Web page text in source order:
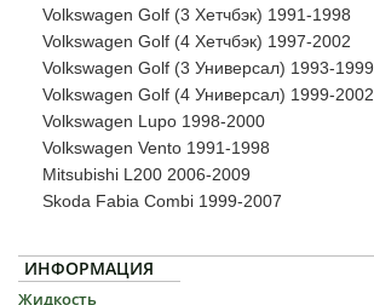
Volkswagen Golf (3 Хетчбэк) 1991-1998
Volkswagen Golf (4 Хетчбэк) 1997-2002
Volkswagen Golf (3 Универсал) 1993-1999
Volkswagen Golf (4 Универсал) 1999-2002
Volkswagen Lupo 1998-2000
Volkswagen Vento 1991-1998
Mitsubishi L200 2006-2009
Skoda Fabia Combi 1999-2007
ИНФОРМАЦИЯ
Жидкость